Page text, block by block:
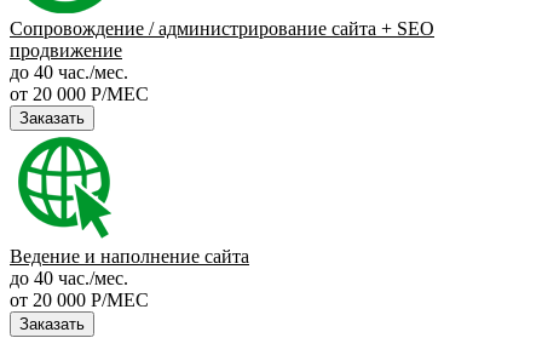
Сопровождение / администрирование сайта + SEO
продвижение
до 40 час./мес.
от 20 000 Р/МЕС
Заказать
Ведение и наполнение сайта
до 40 час./мес.
от 20 000 Р/МЕС
Заказать